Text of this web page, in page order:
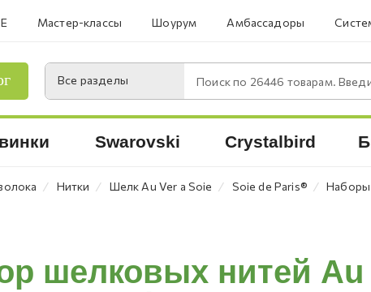
Мастер-классы Шоурум Амбассадоры
Все разделы Поиск по 26446 товарам. Введите
Swarovski Crystalbird
⁄ Нитки ⁄ Шелк Au Ver a Soie ⁄ Soie de Paris® ⁄ Наборы
шелковых нитей Au